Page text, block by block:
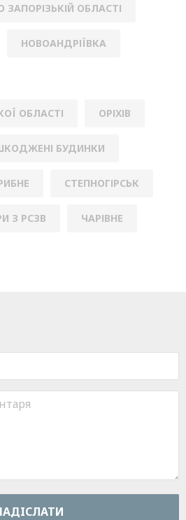
ОБЛАСТІ
НОВОАНДРІЇВКА
ОБЛАСТІ ОРІХІВ
БУДИНКИ
СТЕПНОГІРСЬК
З РСЗВ ЧАРІВНЕ